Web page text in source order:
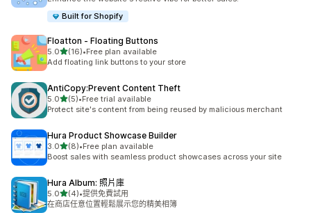
Built for Shopify
Floatton ‑ Floating Buttons
5.0滿分 5 顆星
(16)
共有 16 則評價
•Free plan available
Add floating link buttons to your store
AntiCopy:Prevent Content Theft
5.0滿分 5 顆星
(5)
共有 5 則評價
•Free trial available
Protect site's content from being reused by malicious merchant
Hura Product Showcase Builder
3.0滿分 5 顆星
(8)
共有 8 則評價
•Free plan available
Boost sales with seamless product showcases across your site
Hura Album: 照片庫
5.0滿分 5 顆星
(4)
共有 4 則評價
•提供免費試用
在商店任意位置輕鬆展示您的精美相簿